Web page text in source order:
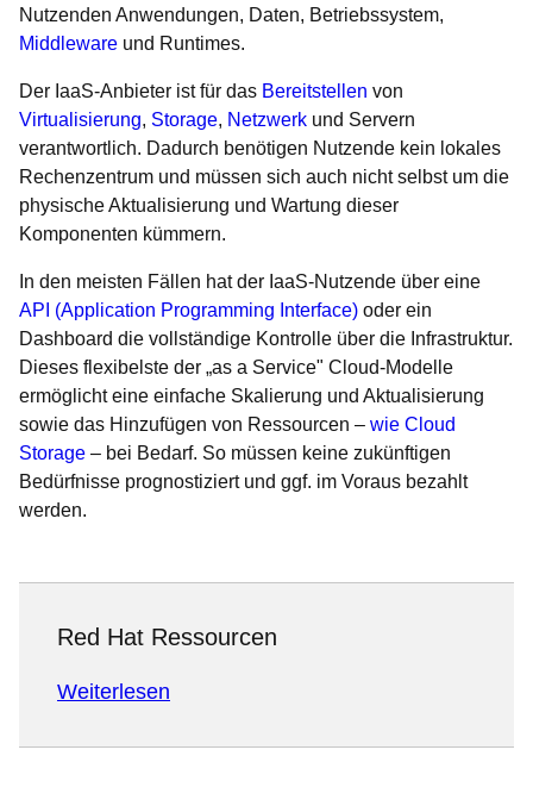
Nutzenden Anwendungen, Daten, Betriebssystem,
Middleware und Runtimes.
Der IaaS-Anbieter ist für das Bereitstellen von
Virtualisierung, Storage, Netzwerk und Servern
verantwortlich. Dadurch benötigen Nutzende kein lokales
Rechenzentrum und müssen sich auch nicht selbst um die
physische Aktualisierung und Wartung dieser
Komponenten kümmern.
In den meisten Fällen hat der IaaS-Nutzende über eine
API (Application Programming Interface) oder ein
Dashboard die vollständige Kontrolle über die Infrastruktur.
Dieses flexibelste der „as a Service" Cloud-Modelle
ermöglicht eine einfache Skalierung und Aktualisierung
sowie das Hinzufügen von Ressourcen – wie Cloud
Storage – bei Bedarf. So müssen keine zukünftigen
Bedürfnisse prognostiziert und ggf. im Voraus bezahlt
werden.
Red Hat Ressourcen
Weiterlesen